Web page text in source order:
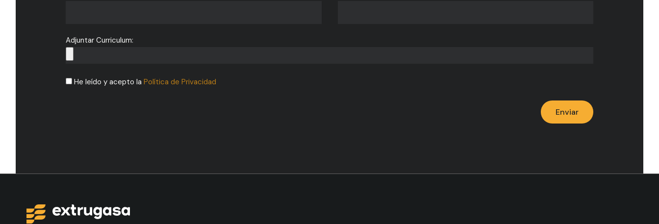
Adjuntar Curriculum:
He leído y acepto la Política de Privacidad
Enviar